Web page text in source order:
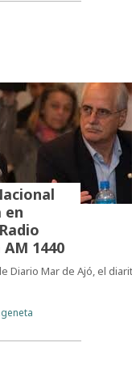
en
1440
Diario Mar de Ajó, el